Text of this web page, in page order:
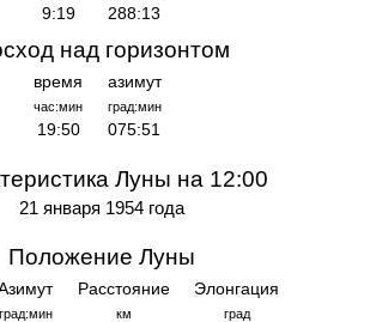
9:19 288:13
над горизонтом
время
час:мин
19:50
азимут
град:мин
075:51
Луны на 12:00
21 января 1954 года
Положение Луны
град:мин
Расстояние
км
Элонгация
град